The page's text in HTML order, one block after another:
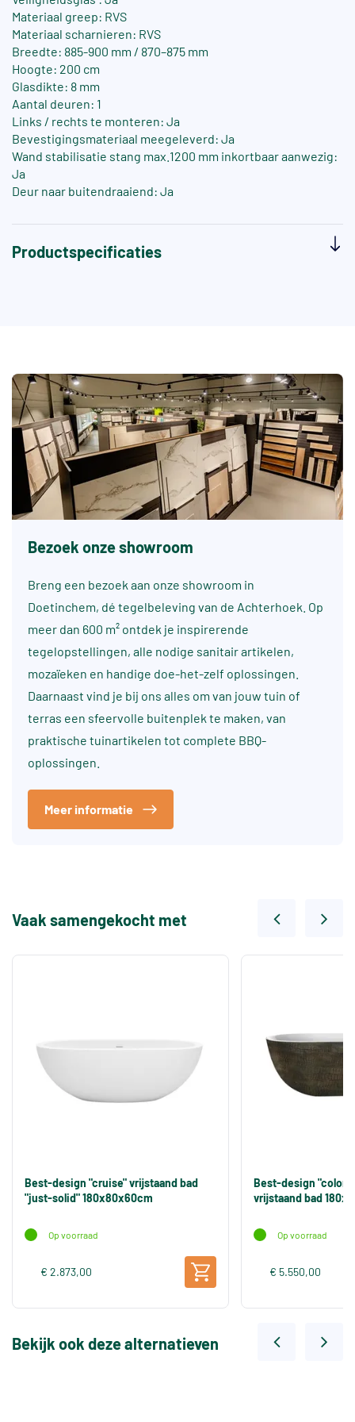
Materiaal greep: RVS
Materiaal scharnieren: RVS
Breedte: 885-900 mm / 870–875 mm
Hoogte: 200 cm
Glasdikte: 8 mm
Aantal deuren: 1
Links / rechts te monteren: Ja
Bevestigingsmateriaal meegeleverd: Ja
Wand stabilisatie stang max.1200 mm inkortbaar aanwezig:
Ja
Deur naar buitendraaiend: Ja
Productspecificaties
Bezoek onze showroom
Breng een bezoek aan onze showroom in
Doetinchem, dé tegelbeleving van de Achterhoek. Op
meer dan 600 m² ontdek je inspirerende
tegelopstellingen, alle nodige sanitair artikelen,
mozaïeken en handige doe-het-zelf oplossingen.
Daarnaast vind je bij ons alles om van jouw tuin of
terras een sfeervolle buitenplek te maken, van
praktische tuinartikelen tot complete BBQ-
oplossingen.
Meer informatie
Vaak samengekocht met
Best-design "cruise" vrijstaand bad
"just-solid" 180x80x60cm
Op voorraad
€ 2.873,00
Best-design
vrijstaand bad
Op voorraad
€ 5.550,00
Bekijk ook deze alternatieven